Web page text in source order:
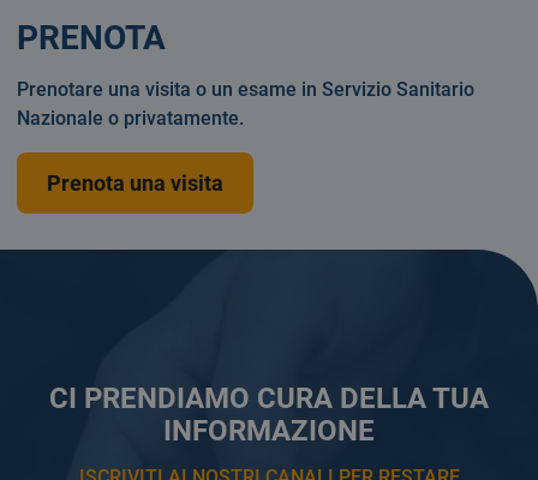
CI PRENDIAMO CURA DELLA TUA
INFORMAZIONE
PRENOTA
Prenotare una visita o un esame in Servizio Sanitario
Nazionale o privatamente.
Prenota una visita